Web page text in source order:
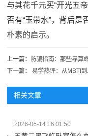
与其花千元买“开光五
否有“玉带水”，背后
朴素的启示。
上一篇：
防骗指南：那些靠算
下一篇： 易学热评：从MBTI到
相关文章
2026-05-14 16:01:50